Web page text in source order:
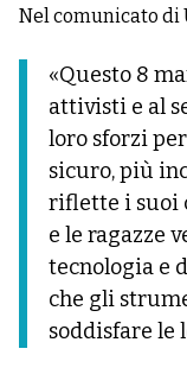
Nel comunicato di
«Questo 8
attivisti e al
loro sforzi
sicuro, più
riflette i suoi
e le ragazze
tecnologia e
che gli
soddisfare le